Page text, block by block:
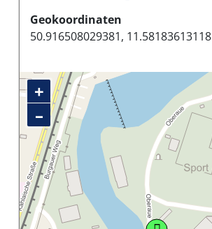
Geokoordinaten
50.916508029381, 11.58183613118
+
–